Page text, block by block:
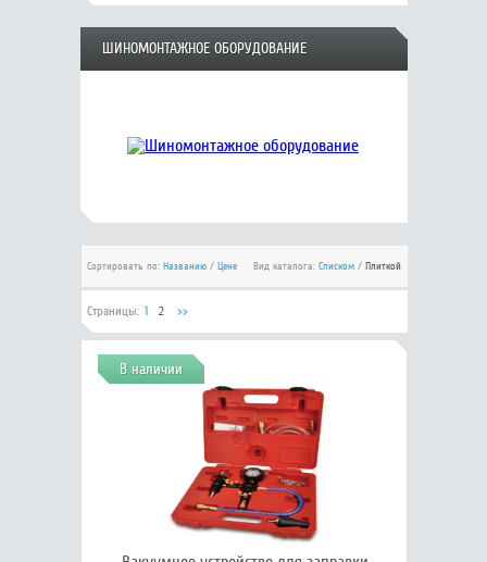
ШИНОМОНТАЖНОЕ ОБОРУДОВАНИЕ
Сортировать по: Названию/ Цене Вид каталога: Списком/ Плиткой
Страницы: 1 2 >>
В наличии